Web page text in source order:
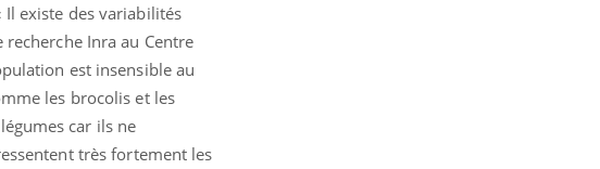
existe des variabilités
Inra au Centre
est insensible au
les brocolis et les
car ils ne
très fortement les